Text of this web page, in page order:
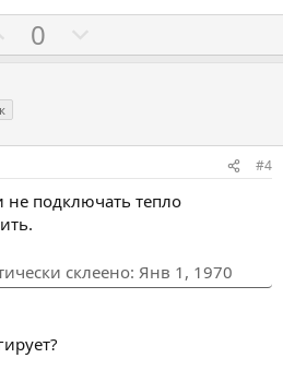
а р
о
о
о
с
в
а
т
ь
з
0
о
с
в
а
ь
п
#4
не подключать тепло
склеено: Янв 1, 1970